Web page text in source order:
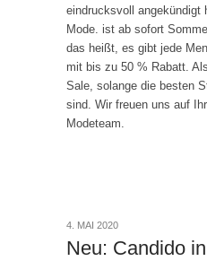
eindrucksvoll angekündigt
Mode. ist ab sofort
das heißt, es gibt jede
mit bis zu 50 % Rabatt.
Sale, solange die besten
sind. Wir freuen uns auf
Modeteam.
Neu: Candido
4. MAI 2020